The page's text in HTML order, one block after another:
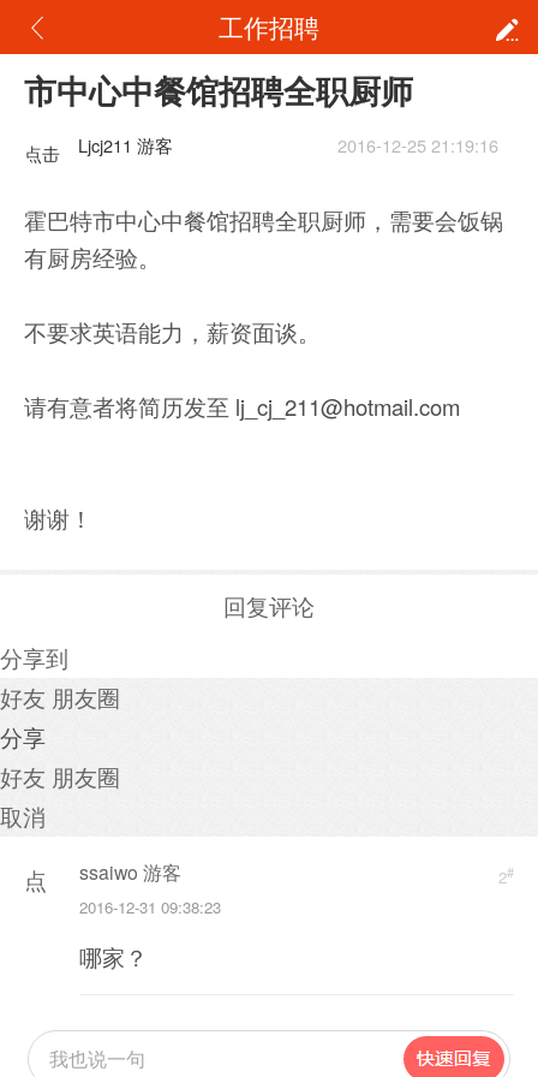
工作招聘
市中心中餐馆招聘全职厨师
点击
加载
Ljcj211 游客 2016-12-25 21:19:16
霍巴特市中心中餐馆招聘全职厨师，需要会饭锅
有厨房经验。
不要求英语能力，薪资面谈。
请有意者将简历发至 lj_cj_211@hotmail.com
谢谢！
回复评论
分享到
好友 朋友圈
分享
好友 朋友圈
取消
点
加
2#
ssaiwo 游客
2016-12-31 09:38:23
哪家？